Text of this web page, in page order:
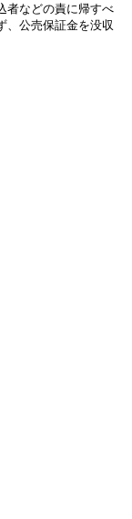
者などの責に帰すべ
、公売保証金を没収